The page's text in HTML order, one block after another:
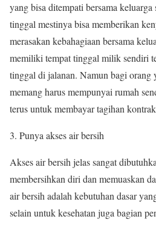
yang bisa ditempati bersama
tinggal mestinya bisa memberikan
merasakan kebahagiaan bersama
memiliki tempat tinggal milik sendiri
tinggal di jalanan. Namun bagi orang
memang harus mempunyai rumah
terus untuk membayar tagihan
Punya akses air bersih
Akses air bersih jelas sangat
membersihkan diri dan memuaskan
air bersih adalah kebutuhan dasar
selain untuk kesehatan juga bagian